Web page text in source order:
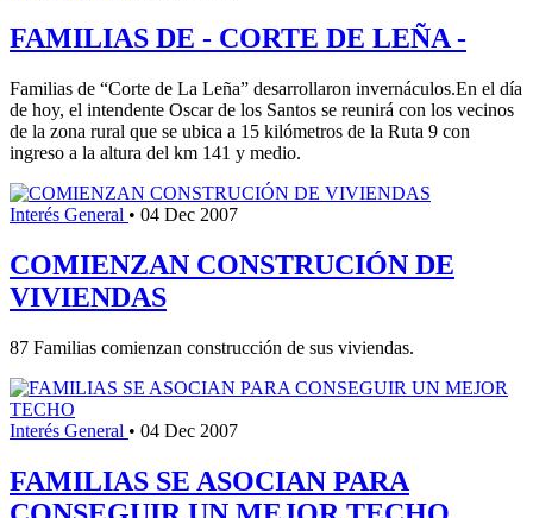
FAMILIAS DE - CORTE DE LEÑA -
Familias de “Corte de La Leña” desarrollaron invernáculos.En el día
de hoy, el intendente Oscar de los Santos se reunirá con los vecinos
de la zona rural que se ubica a 15 kilómetros de la Ruta 9 con
ingreso a la altura del km 141 y medio.
Interés General • 04 Dec 2007
COMIENZAN CONSTRUCIÓN DE
VIVIENDAS
87 Familias comienzan construcción de sus viviendas.
Interés General • 04 Dec 2007
FAMILIAS SE ASOCIAN PARA